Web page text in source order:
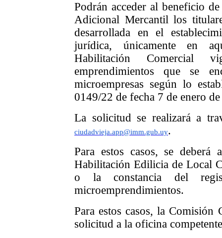
Podrán acceder al beneficio
Adicional Mercantil los
desarrollada en el
jurídica, únicamente en
Habilitación
emprendimientos que se
microempresas según lo
0149/22 de fecha 7 de enero
La solicitud se realizará a
ciudadvieja.app@imm.gub.uy.
Para estos casos, se deberá
Habilitación Edilicia de Local
o la constancia del
microemprendimientos.
Para estos casos, la
solicitud a la oficina